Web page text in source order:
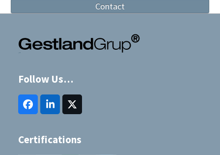
Contact
Follow Us…
FacebookLinkedInTwitter
(deprecated)
Certifications